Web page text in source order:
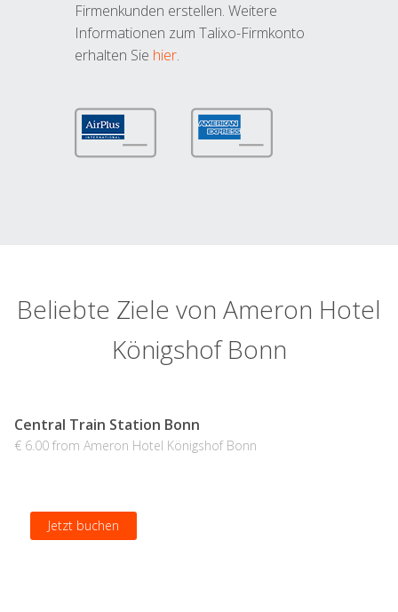
Firmenkunden erstellen. Weitere
Informationen zum Talixo-Firmkonto
erhalten Sie hier.
Beliebte Ziele von Ameron Hotel
Königshof Bonn
Central Train Station Bonn
€ 6.00 from Ameron Hotel Königshof Bonn
Jetzt buchen